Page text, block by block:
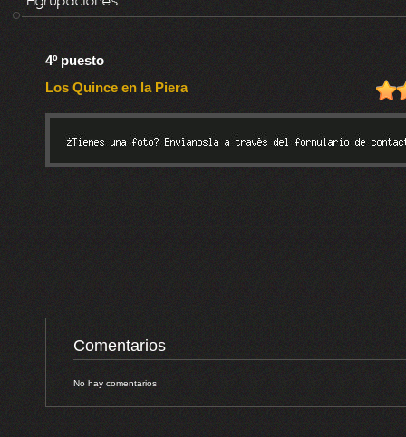
4º puesto
Los Quince en la Piera
Comentarios
No hay comentarios